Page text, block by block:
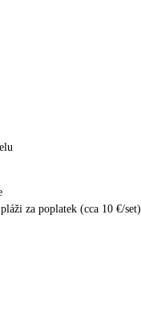
za poplatek (cca 10 €/set)